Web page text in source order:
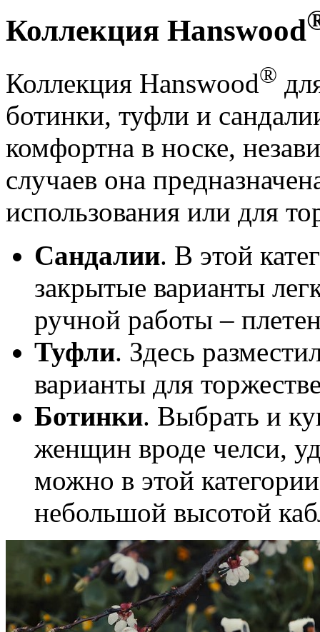
Коллекция Hanswood
Коллекция Hanswood®
ботинки, туфли и
комфортна в носке,
случаев она
использования или для
Сандалии. В этой
закрытые варианты
ручной работы –
Туфли. Здесь
варианты для
Ботинки. Выбрать и
женщин вроде челси,
можно в этой
небольшой высотой